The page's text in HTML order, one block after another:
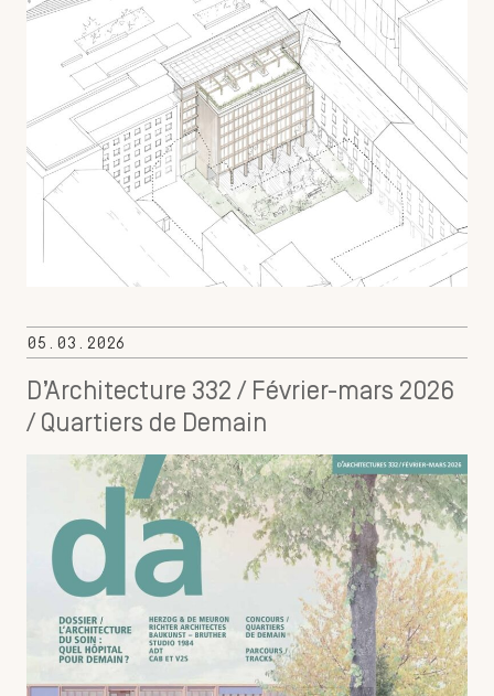
05.03.2026
D’Architecture 332 / Février-mars 2026
/ Quartiers de Demain